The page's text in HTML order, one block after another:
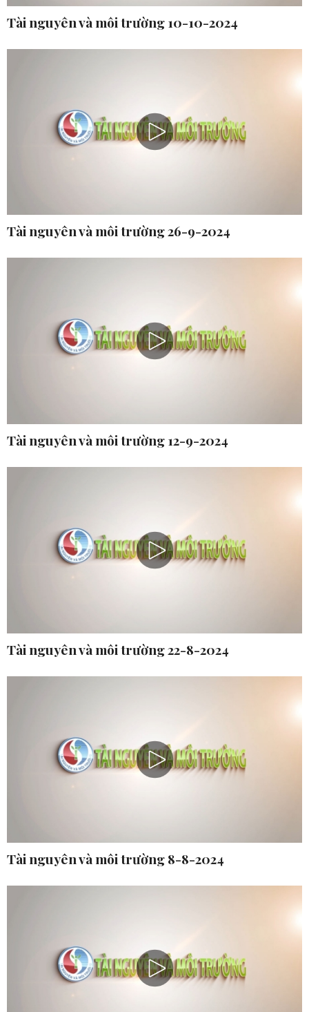
Tài nguyên và môi trường 10-10-2024
Tài nguyên và môi trường 26-9-2024
Tài nguyên và môi trường 12-9-2024
Tài nguyên và môi trường 22-8-2024
Tài nguyên và môi trường 8-8-2024